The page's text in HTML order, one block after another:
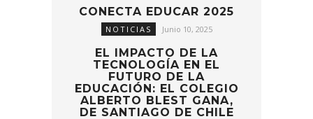
CONECTA EDUCAR 2025
NOTICIAS Junio 10, 2025
EL IMPACTO DE LA
TECNOLOGÍA EN EL
FUTURO DE LA
EDUCACIÓN: EL COLEGIO
ALBERTO BLEST GANA,
DE SANTIAGO DE CHILE